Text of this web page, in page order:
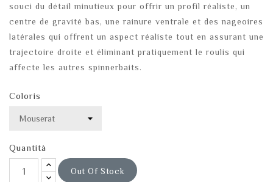
souci du détail minutieux pour offrir un profil réaliste, un
centre de gravité bas, une rainure ventrale et des nageoires
latérales qui offrent un aspect réaliste tout en assurant une
trajectoire droite et éliminant pratiquement le roulis qui
affecte les autres spinnerbaits.
Coloris
Quantità
Out Of Stock